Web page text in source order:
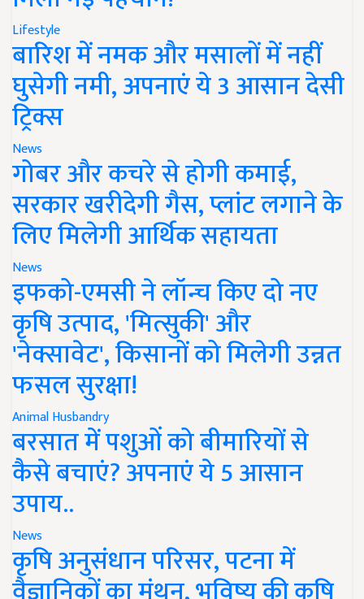
Lifestyle
बारिश में नमक और मसालों में नहीं
घुसेगी नमी, अपनाएं ये 3 आसान देसी
ट्रिक्स
News
गोबर और कचरे से होगी कमाई,
सरकार खरीदेगी गैस, प्लांट लगाने के
लिए मिलेगी आर्थिक सहायता
News
इफको-एमसी ने लॉन्च किए दो नए
कृषि उत्पाद, 'मित्सुकी' और
'नेक्सावेट', किसानों को मिलेगी उन्नत
फसल सुरक्षा!
Animal Husbandry
बरसात में पशुओं को बीमारियों से
कैसे बचाएं? अपनाएं ये 5 आसान
उपाय..
News
कृषि अनुसंधान परिसर, पटना में